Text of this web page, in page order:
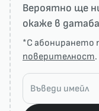
Вероятно ще
окаже в
*С абонирането
поверителност.